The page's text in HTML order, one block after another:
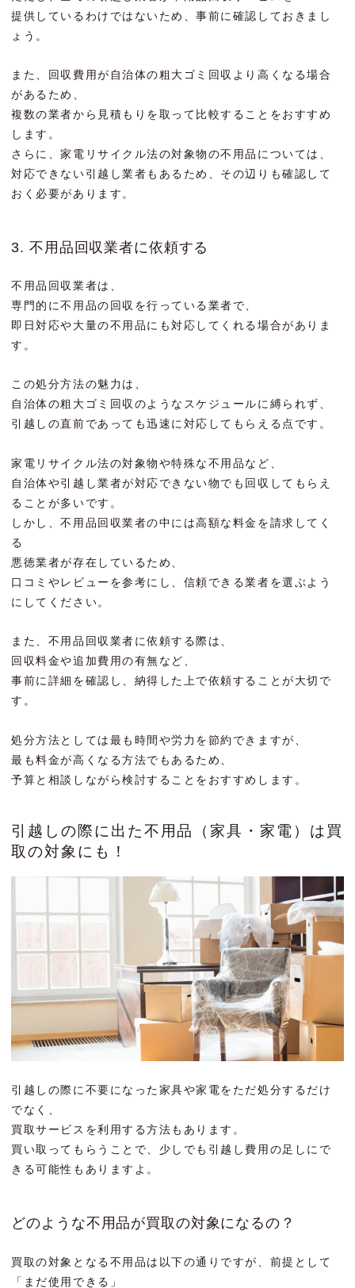
提供しているわけではないため、事前に確認しておきまし
ょう。
また、回収費用が自治体の粗大ゴミ回収より高くなる場合
があるため、
複数の業者から見積もりを取って比較することをおすすめ
します。
さらに、家電リサイクル法の対象物の不用品については、
対応できない引越し業者もあるため、その辺りも確認して
おく必要があります。
3. 不用品回収業者に依頼する
不用品回収業者は、
専門的に不用品の回収を行っている業者で、
即日対応や大量の不用品にも対応してくれる場合がありま
す。
この処分方法の魅力は、
自治体の粗大ゴミ回収のようなスケジュールに縛られず、
引越しの直前であっても迅速に対応してもらえる点です。
家電リサイクル法の対象物や特殊な不用品など、
自治体や引越し業者が対応できない物でも回収してもらえ
ることが多いです。
しかし、不用品回収業者の中には高額な料金を請求してく
る
悪徳業者が存在しているため、
口コミやレビューを参考にし、信頼できる業者を選ぶよう
にしてください。
また、不用品回収業者に依頼する際は、
回収料金や追加費用の有無など、
事前に詳細を確認し、納得した上で依頼することが大切で
す。
処分方法としては最も時間や労力を節約できますが、
最も料金が高くなる方法でもあるため、
予算と相談しながら検討することをおすすめします。
引越しの際に出た不用品（家具・家電）は買
取の対象にも！
引越しの際に不要になった家具や家電をただ処分するだけ
でなく、
買取サービスを利用する方法もあります。
買い取ってもらうことで、少しでも引越し費用の足しにで
きる可能性もありますよ。
どのような不用品が買取の対象になるの？
買取の対象となる不用品は以下の通りですが、前提として
「まだ使用できる」